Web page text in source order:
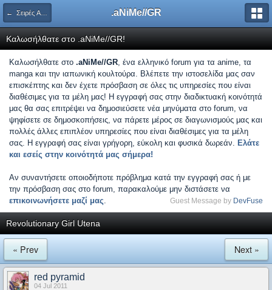
← Σειρές Anime .aNiMe//GR
Καλωσήλθατε στο .aNiMe//GR!
Καλωσήλθατε στο .aNiMe//GR, ένα ελληνικό forum για τα anime, τα
manga και την ιαπωνική κουλτούρα. Βλέπετε την ιστοσελίδα μας σαν
επισκέπτης και δεν έχετε πρόσβαση σε όλες τις υπηρεσίες που είναι
διαθέσιμες για τα μέλη μας! Η εγγραφή σας στην διαδικτυακή κοινότητά
μας θα σας επιτρέψει να δημοσιεύσετε νέα μηνύματα στο forum, να
ψηφίσετε σε δημοσκοπήσεις, να πάρετε μέρος σε διαγωνισμούς μας και
πολλές άλλες επιπλέον υπηρεσίες που είναι διαθέσιμες για τα μέλη
σας. Η εγγραφή σας είναι γρήγορη, εύκολη και φυσικά δωρεάν. Ελάτε
και εσείς στην κοινότητά μας σήμερα!
Αν συναντήσετε οποιοδήποτε πρόβλημα κατά την εγγραφή σας ή με
την πρόσβαση σας στο forum, παρακαλούμε μην διστάσετε να
επικοινωνήσετε μαζί μας. Guest Message by DevFuse
Revolutionary Girl Utena
« Prev Next »
red pyramid
04 Jul 2011